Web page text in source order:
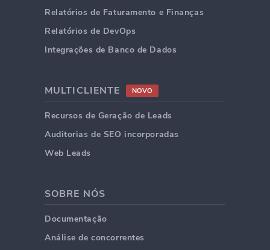
Relatórios de Faturamento e Finanças
Relatórios de DevOps
Integrações de Banco de Dados
MULTICLIENTE NOVO
Recursos de Geração de Leads
Auditorias de SEO incorporadas
Web Leads
SOBRE NÓS
Documentação
Análise de concorrentes